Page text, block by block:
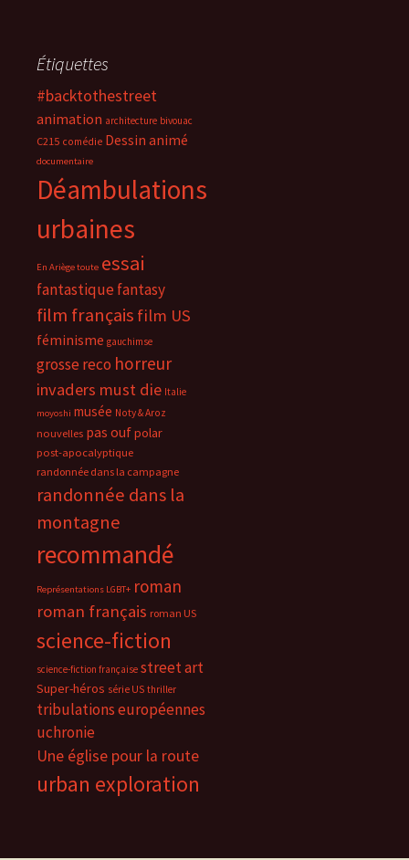
Étiquettes
#backtothestreet
animation architecture bivouac
C215 comédie Dessin animé
documentaire
Déambulations
urbaines
En Ariège toute essai
fantastiquefantasy
film français film US
féminisme gauchimse
grosse reco horreur
invaders must die Italie
moyoshi musée Noty & Aroz
nouvelles pas oufpolar
post-apocalyptique
randonnée dans la campagne
randonnée dans la
montagne
recommandé
Représentations LGBT+ roman
roman français roman US
science-fiction
science-fiction française street art
Super-héros série US thriller
tribulations européennes
uchronie
Une église pour la route
urban exploration